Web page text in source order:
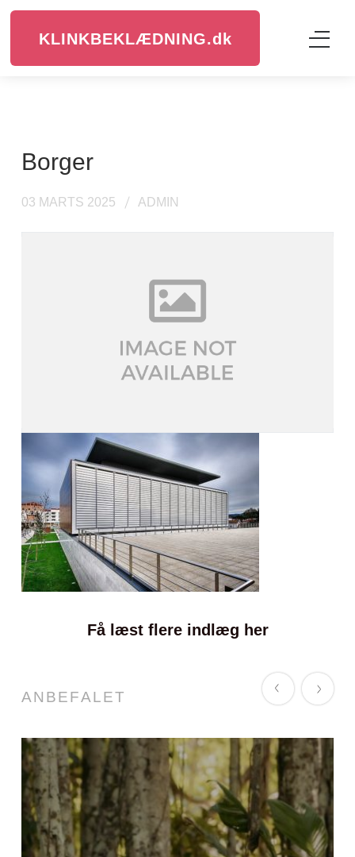
KLINKBEKLÆDNING.dk
borger
03 MARTS 2025 ADMIN
Få læst flere indlæg her
ANBEFALET